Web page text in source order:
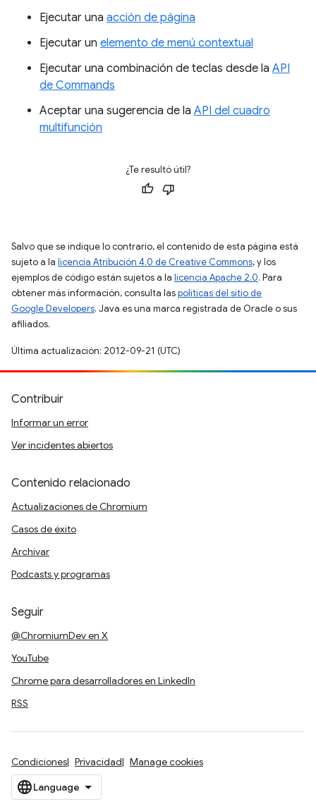
Ejecutar una acción de página
Ejecutar un elemento de menú contextual
Ejecutar una combinación de teclas desde la API
de Commands
Aceptar una sugerencia de la API del cuadro
multifunción
¿Te resultó útil?
Salvo que se indique lo contrario, el contenido de esta página está
sujeto a la licencia Atribución 4.0 de Creative Commons, y los
ejemplos de código están sujetos a la licencia Apache 2.0. Para
obtener más información, consulta laspolíticas del sitio de
Google Developers. Java es una marca registrada de Oracle o sus
afiliados.
Última actualización: 2012-09-21 (UTC)
Contribuir
Informar un error
Ver incidentes abiertos
Contenido relacionado
Actualizaciones de Chromium
Casos de éxito
Archivar
Podcasts y programas
Seguir
@ChromiumDev en X
YouTube
Chrome para desarrolladores en LinkedIn
RSS
Condiciones Privacidad Manage cookies